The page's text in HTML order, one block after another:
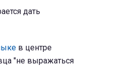
дать
в центре
"не выражаться